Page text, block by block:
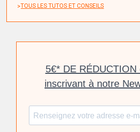
TOUS LES TUTOS ET CONSEILS